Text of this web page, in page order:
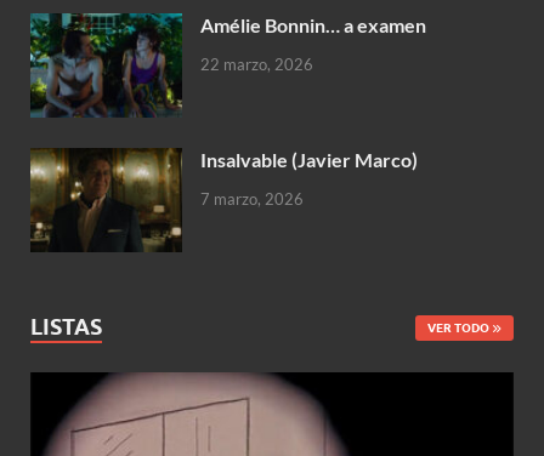
Amélie Bonnin… a examen
22 marzo, 2026
Insalvable (Javier Marco)
7 marzo, 2026
LISTAS VER TODO